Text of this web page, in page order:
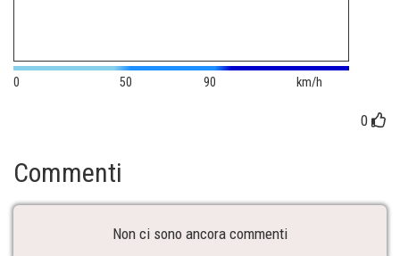
0 50 90 km/h
0
Commenti
Non ci sono ancora commenti